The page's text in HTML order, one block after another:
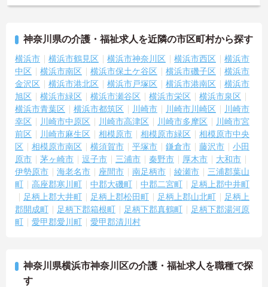
神奈川県の介護・福祉求人を近隣の市区町村から探す
横浜市 横浜市鶴見区 横浜市神奈川区 横浜市西区
横浜市
中区
横浜市南区 横浜市保土ケ谷区 横浜市磯子区
横浜市
金沢区
横浜市港北区 横浜市戸塚区 横浜市港南区
横浜市
旭区
横浜市緑区 横浜市瀬谷区 横浜市栄区
横浜市泉区
横浜市青葉区
横浜市都筑区 川崎市 川崎市川崎区
川崎市
幸区
川崎市中原区 川崎市高津区 川崎市多摩区
川崎市宮
前区
川崎市麻生区 相模原市 相模原市緑区
相模原市中央
区
相模原市南区 横須賀市 平塚市 鎌倉市 藤沢市
小田
原市
茅ヶ崎市 逗子市 三浦市 秦野市 厚木市
大和市
伊勢原市
海老名市 座間市 南足柄市 綾瀬市
三浦郡葉山
町
高座郡寒川町 中郡大磯町 中郡二宮町
足柄上郡中井町
足柄上郡大井町
足柄上郡松田町 足柄上郡山北町
足柄上
郡開成町
足柄下郡箱根町 足柄下郡真鶴町
足柄下郡湯河原
町
愛甲郡愛川町 愛甲郡清川村
神奈川県横浜市神奈川区の介護・福祉求人を職種で探
す